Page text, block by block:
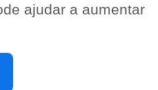
ajudar a aumentar